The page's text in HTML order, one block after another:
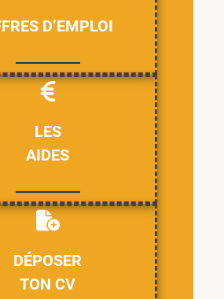
D’EMPLOI
LES
AIDES
DÉPOSER
TON CV